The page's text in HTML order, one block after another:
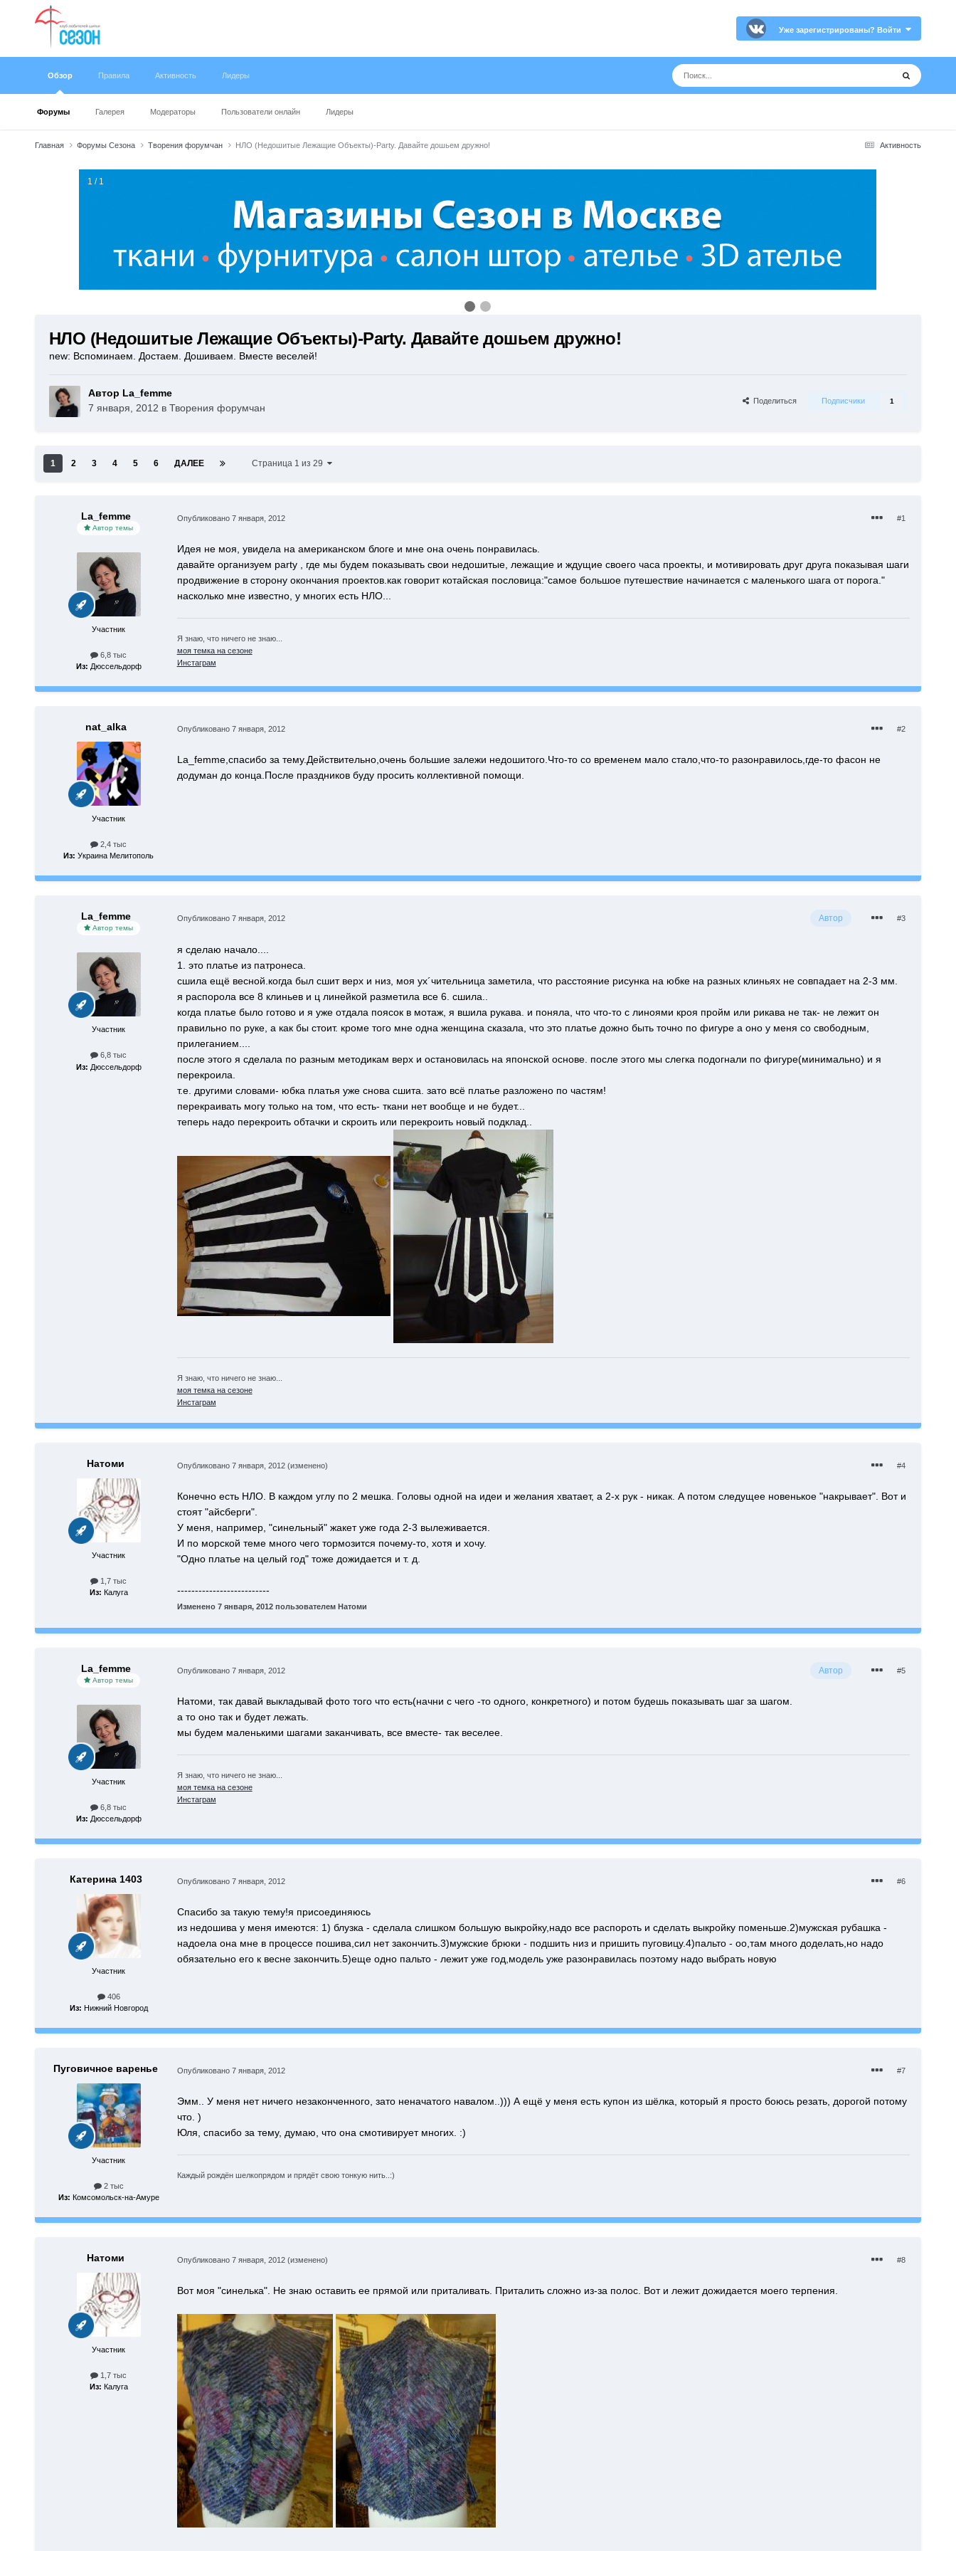
Уже зарегистрированы? Войти
Обзор
Форумы Галерея Модераторы Пользователи онлайн Лидеры
Правила Активность Лидеры
Активность
Главная Форумы Сезона Творения форумчан НЛО (Недошитые Лежащие Объекты)-Party. Давайте дошьем дружно!
1 / 1
НЛО (Недошитые Лежащие Объекты)-Party. Давайте дошьем дружно!
new: Вспоминаем. Достаем. Дошиваем. Вместе веселей!
Автор La_femme
7 января, 2012 в Творения форумчан
Поделиться Подписчики 1
1 2 3 4 5 6 ДАЛЕЕ Страница 1 из 29
La_femme
Автор темы
Участник
6,8 тыс
Из: Дюссельдорф
#1
Опубликовано 7 января, 2012
Идея не моя, увидела на американском блоге и мне она очень понравилась.
давайте организуем party , где мы будем показывать свои недошитые, лежащие и ждущие своего часа проекты, и мотивировать друг друга показывая шаги
продвижение в сторону окончания проектов.как говорит котайская пословица:"самое большое путешествие начинается с маленького шага от порога."
насколько мне известно, у многих есть НЛО...
Я знаю, что ничего не знаю...
моя темка на сезоне
Инстаграм
nat_alka
Участник
2,4 тыс
Из: Украина Мелитополь
#2
Опубликовано 7 января, 2012
La_femme,спасибо за тему.Действительно,очень большие залежи недошитого.Что-то со временем мало стало,что-то разонравилось,где-то фасон не
додуман до конца.После праздников буду просить коллективной помощи.
La_femme
Автор темы
Участник
6,8 тыс
Из: Дюссельдорф
Автор #3
Опубликовано 7 января, 2012
я сделаю начало....
1. это платье из патронеса.
сшила ещё весной.когда был сшит верх и низ, моя ух´чительница заметила, что расстояние рисунка на юбке на разных клиньях не совпадает на 2-3 мм.
я распорола все 8 клиньев и ц линейкой разметила все 6. сшила..
когда платье было готово и я уже отдала поясок в мотаж, я вшила рукава. и поняла, что что-то с линоями кроя пройм или рикава не так- не лежит он
правильно по руке, а как бы стоит. кроме того мне одна женщина сказала, что это платье дожно быть точно по фигуре а оно у меня со свободным,
прилеганием....
после этого я сделала по разным методикам верх и остановилась на японской основе. после этого мы слегка подогнали по фигуре(минимально) и я
перекроила.
т.е. другими словами- юбка платья уже снова сшита. зато всё платье разложено по частям!
перекраивать могу только на том, что есть- ткани нет вообще и не будет...
теперь надо перекроить обтачки и скроить или перекроить новый подклад..
Я знаю, что ничего не знаю...
моя темка на сезоне
Инстаграм
Натоми
Участник
1,7 тыс
Из: Калуга
#4
Опубликовано 7 января, 2012 (изменено)
Конечно есть НЛО. В каждом углу по 2 мешка. Головы одной на идеи и желания хватает, а 2-х рук - никак. А потом следущее новенькое "накрывает". Вот и
стоят "айсберги".
У меня, например, "синельный" жакет уже года 2-3 вылеживается.
И по морской теме много чего тормозится почему-то, хотя и хочу.
"Одно платье на целый год" тоже дожидается и т. д.
--------------------------
Изменено 7 января, 2012пользователем Натоми
La_femme
Автор темы
Участник
6,8 тыс
Из: Дюссельдорф
Автор #5
Опубликовано 7 января, 2012
Натоми, так давай выкладывай фото того что есть(начни с чего -то одного, конкретного) и потом будешь показывать шаг за шагом.
а то оно так и будет лежать.
мы будем маленькими шагами заканчивать, все вместе- так веселее.
Я знаю, что ничего не знаю...
моя темка на сезоне
Инстаграм
Катерина 1403
Участник
406
Из: Нижний Новгород
#6
Опубликовано 7 января, 2012
Спасибо за такую тему!я присоединяюсь
из недошива у меня имеются: 1) блузка - сделала слишком большую выкройку,надо все распороть и сделать выкройку поменьше.2)мужская рубашка -
надоела она мне в процессе пошива,сил нет закончить.3)мужские брюки - подшить низ и пришить пуговицу.4)пальто - оо,там много доделать,но надо
обязательно его к весне закончить.5)еще одно пальто - лежит уже год,модель уже разонравилась поэтому надо выбрать новую
Пуговичное варенье
Участник
2 тыс
Из: Комсомольск-на-Амуре
#7
Опубликовано 7 января, 2012
Эмм.. У меня нет ничего незаконченного, зато неначатого навалом..))) А ещё у меня есть купон из шёлка, который я просто боюсь резать, дорогой потому
что. )
Юля, спасибо за тему, думаю, что она смотивирует многих. :)
Каждый рождён шелкопрядом и прядёт свою тонкую нить..:)
Натоми
Участник
1,7 тыс
Из: Калуга
#8
Опубликовано 7 января, 2012 (изменено)
Вот моя "синелька". Не знаю оставить ее прямой или приталивать. Приталить сложно из-за полос. Вот и лежит дожидается моего терпения.